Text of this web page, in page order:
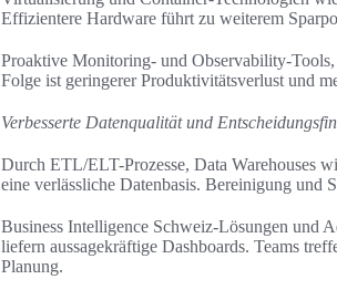
Effizientere Hardware führt zu weiterem
Proaktive Monitoring- und Observability-
Folge ist geringerer Produktivitätsverlust und
Verbesserte Datenqualität und
Durch ETL/ELT-Prozesse, Data Warehouses
eine verlässliche Datenbasis. Bereinigung und
Business Intelligence Schweiz-Lösungen und
liefern aussagekräftige Dashboards. Teams
Planung.